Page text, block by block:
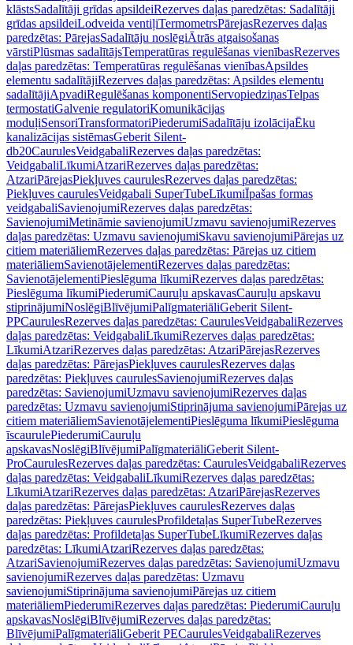
klāstsSadalītāji grīdas apsildeiRezerves daļas paredzētas: Sadalītāji
grīdas apsildeiLodveida ventiļiTermometrsPārejasRezerves daļas
paredzētas: PārejasSadalītāju noslēgiĀtrās atgaisošanas
vārstiPlūsmas sadalītājsTemperatūras regulēšanas vienībasRezerves
daļas paredzētas: Temperatūras regulēšanas vienībasApsildes
elementu sadalītājiRezerves daļas paredzētas: Apsildes elementu
sadalītājiApvadiRegulēšanas komponentiServopiedziņasTelpas
termostatiGalvenie regulatoriKomunikācijas
moduļiSensoriTransformatoriPiederumiSadalītāju izolācijaĒku
kanalizācijas sistēmasGeberit Silent-
db20CaurulesVeidgabaliRezerves daļas paredzētas:
VeidgabaliLīkumiAtzariRezerves daļas paredzētas:
AtzariPārejasPiekļuves caurulesRezerves daļas paredzētas:
Piekļuves caurulesVeidgabali SuperTubeLīkumiĪpašas formas
veidgabaliSavienojumiRezerves daļas paredzētas:
SavienojumiMetināmie savienojumiUzmavu savienojumiRezerves
daļas paredzētas: Uzmavu savienojumiSkavu savienojumiPārejas uz
citiem materiāliemRezerves daļas paredzētas: Pārejas uz citiem
materiāliemSavienotājelementiRezerves daļas paredzētas:
SavienotājelementiPieslēguma līkumiRezerves daļas paredzētas:
Pieslēguma līkumiPiederumiCauruļu apskavasCauruļu apskavu
stiprinājumiNoslēgiBlīvējumiPalīgmateriāliGeberit Silent-
PPCaurulesRezerves daļas paredzētas: CaurulesVeidgabaliRezerves
daļas paredzētas: VeidgabaliLīkumiRezerves daļas paredzētas:
LīkumiAtzariRezerves daļas paredzētas: AtzariPārejasRezerves
daļas paredzētas: PārejasPiekļuves caurulesRezerves daļas
paredzētas: Piekļuves caurulesSavienojumiRezerves daļas
paredzētas: SavienojumiUzmavu savienojumiRezerves daļas
paredzētas: Uzmavu savienojumiStiprinājuma savienojumiPārejas uz
citiem materiāliemSavienotājelementiPieslēguma līkumiPieslēguma
īscaurulePiederumiCauruļu
apskavasNoslēgiBlīvējumiPalīgmateriāliGeberit Silent-
ProCaurulesRezerves daļas paredzētas: CaurulesVeidgabaliRezerves
daļas paredzētas: VeidgabaliLīkumiRezerves daļas paredzētas:
LīkumiAtzariRezerves daļas paredzētas: AtzariPārejasRezerves
daļas paredzētas: PārejasPiekļuves caurulesRezerves daļas
paredzētas: Piekļuves caurulesProfildetaļas SuperTubeRezerves
daļas paredzētas: Profildetaļas SuperTubeLīkumiRezerves daļas
paredzētas: LīkumiAtzariRezerves daļas paredzētas:
AtzariSavienojumiRezerves daļas paredzētas: SavienojumiUzmavu
savienojumiRezerves daļas paredzētas: Uzmavu
savienojumiStiprinājuma savienojumiPārejas uz citiem
materiāliemPiederumiRezerves daļas paredzētas: PiederumiCauruļu
apskavasNoslēgiBlīvējumiRezerves daļas paredzētas:
BlīvējumiPalīgmateriāliGeberit PECaurulesVeidgabaliRezerves